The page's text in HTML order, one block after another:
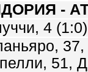
-
4
51,